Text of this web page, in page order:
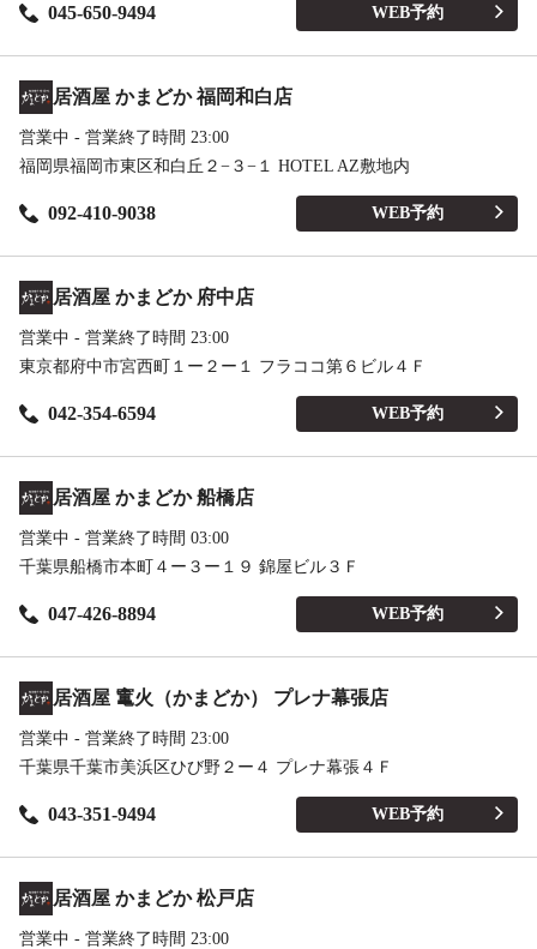
045-650-9494 WEB予約
居酒屋 かまどか 福岡和白店
営業中 - 営業終了時間 23:00
福岡県福岡市東区和白丘２−３−１ HOTEL AZ敷地内
092-410-9038 WEB予約
居酒屋 かまどか 府中店
営業中 - 営業終了時間 23:00
東京都府中市宮西町１ー２ー１ フラココ第６ビル４Ｆ
042-354-6594 WEB予約
居酒屋 かまどか 船橋店
営業中 - 営業終了時間 03:00
千葉県船橋市本町４ー３ー１９ 錦屋ビル３Ｆ
047-426-8894 WEB予約
居酒屋 竃火（かまどか） プレナ幕張店
営業中 - 営業終了時間 23:00
千葉県千葉市美浜区ひび野２ー４ プレナ幕張４Ｆ
043-351-9494 WEB予約
居酒屋 かまどか 松戸店
営業中 - 営業終了時間 23:00